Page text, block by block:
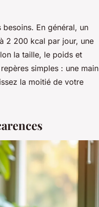
En général, un
2 200 kcal par jour, une
la taille, le poids et
simples : une main
la moitié de votre